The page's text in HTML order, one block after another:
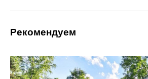
Рекомендуем